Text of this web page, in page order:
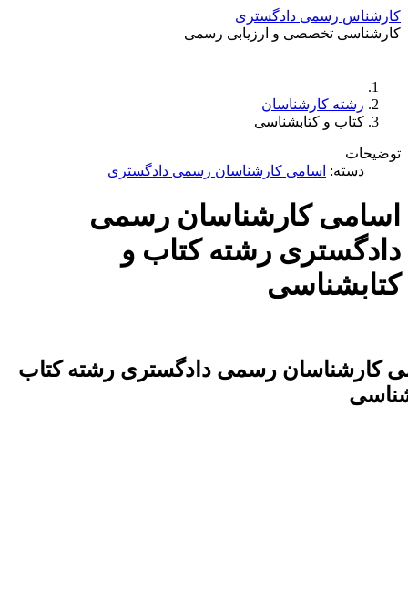
کارشناس رسمی دادگستری
کارشناسی تخصصی و ارزیابی رسمی
رشته کارشناسان
کتاب و کتابشناسی
توضیحات
دسته: اسامی کارشناسان رسمی دادگستری
اسامی کارشناسان رسمی
دادگستری رشته کتاب و
کتابشناسی